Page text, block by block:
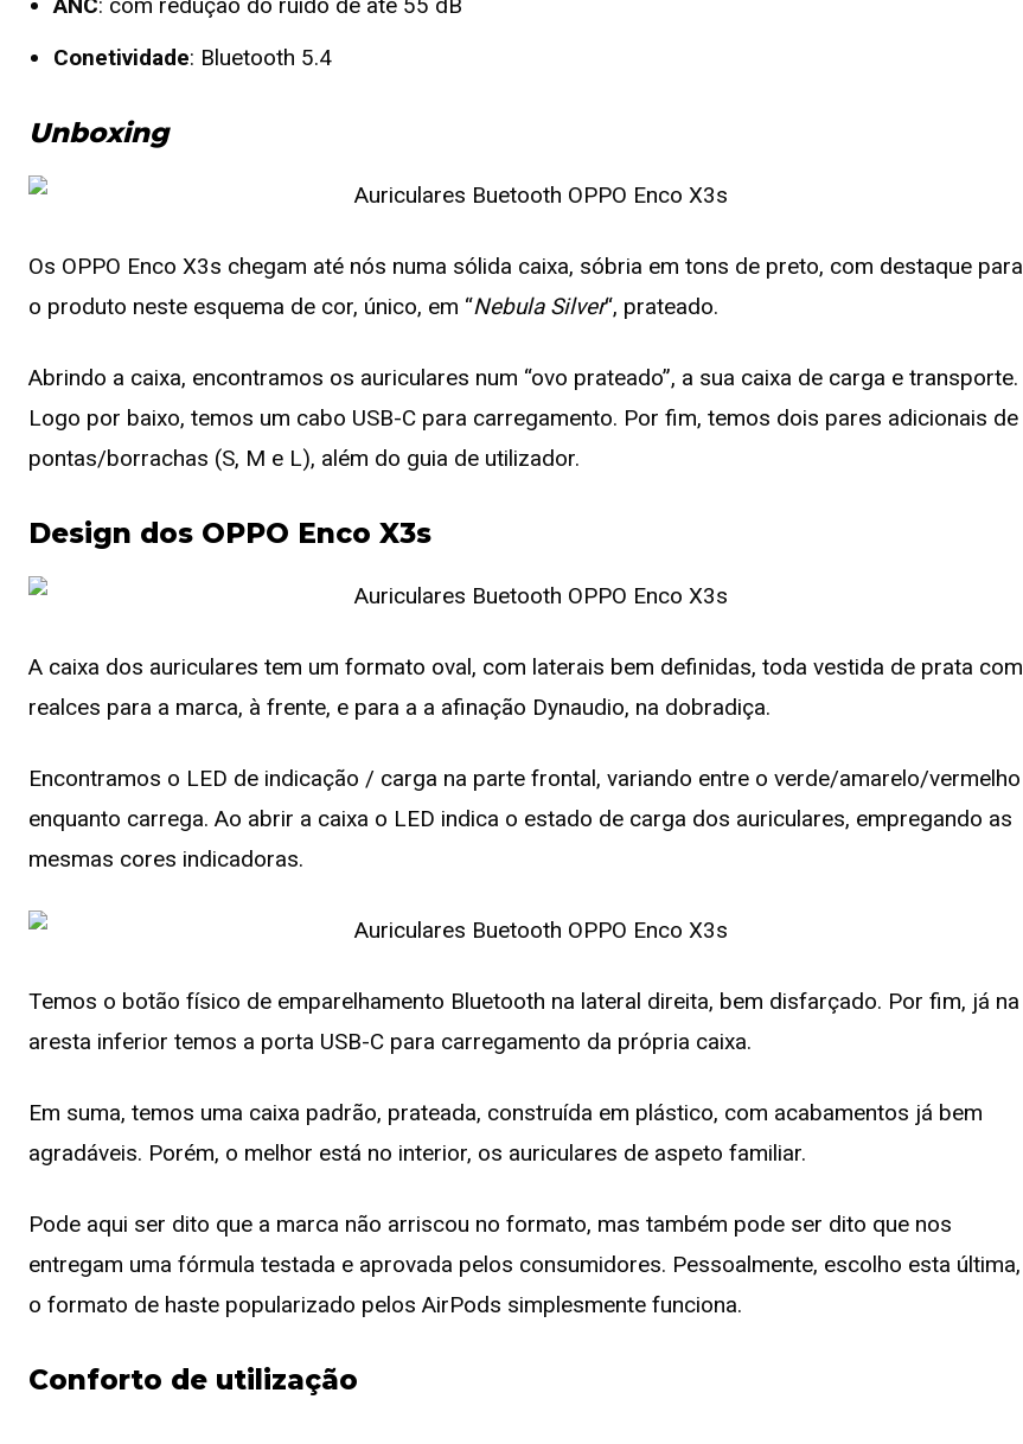
Conetividade: Bluetooth 5.4
Unboxing
Os OPPO Enco X3s chegam até nós numa sólida caixa, sóbria em tons de preto, com destaque para
o produto neste esquema de cor, único, em “Nebula Silver“, prateado.
Abrindo a caixa, encontramos os auriculares num “ovo prateado”, a sua caixa de carga e transporte.
Logo por baixo, temos um cabo USB-C para carregamento. Por fim, temos dois pares adicionais de
pontas/borrachas (S, M e L), além do guia de utilizador.
Design dos OPPO Enco X3s
A caixa dos auriculares tem um formato oval, com laterais bem definidas, toda vestida de prata com
realces para a marca, à frente, e para a a afinação Dynaudio, na dobradiça.
Encontramos o LED de indicação / carga na parte frontal, variando entre o verde/amarelo/vermelho
enquanto carrega. Ao abrir a caixa o LED indica o estado de carga dos auriculares, empregando as
mesmas cores indicadoras.
Temos o botão físico de emparelhamento Bluetooth na lateral direita, bem disfarçado. Por fim, já na
aresta inferior temos a porta USB-C para carregamento da própria caixa.
Em suma, temos uma caixa padrão, prateada, construída em plástico, com acabamentos já bem
agradáveis. Porém, o melhor está no interior, os auriculares de aspeto familiar.
Pode aqui ser dito que a marca não arriscou no formato, mas também pode ser dito que nos
entregam uma fórmula testada e aprovada pelos consumidores. Pessoalmente, escolho esta última,
o formato de haste popularizado pelos AirPods simplesmente funciona.
Conforto de utilização